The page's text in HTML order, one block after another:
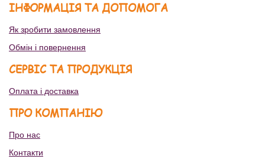
ІНФОРМАЦІЯ ТА ДОПОМОГА
Як зробити замовлення
Обмін і повернення
СЕРВІС ТА ПРОДУКЦІЯ
Оплата і доставка
ПРО КОМПАНІЮ
Про нас
Контакти